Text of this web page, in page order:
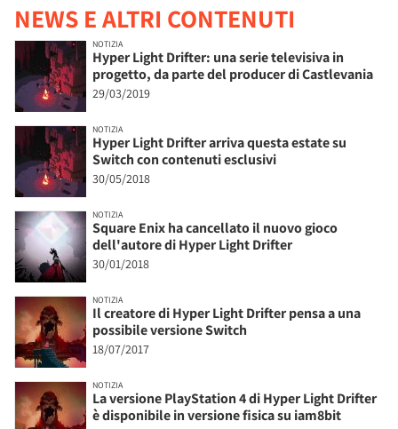
NEWS E ALTRI CONTENUTI
NOTIZIA
Hyper Light Drifter: una serie televisiva in
progetto, da parte del producer di Castlevania
29/03/2019
NOTIZIA
Hyper Light Drifter arriva questa estate su
Switch con contenuti esclusivi
30/05/2018
NOTIZIA
Square Enix ha cancellato il nuovo gioco
dell'autore di Hyper Light Drifter
30/01/2018
NOTIZIA
Il creatore di Hyper Light Drifter pensa a una
possibile versione Switch
18/07/2017
NOTIZIA
La versione PlayStation 4 di Hyper Light Drifter
è disponibile in versione fisica su iam8bit